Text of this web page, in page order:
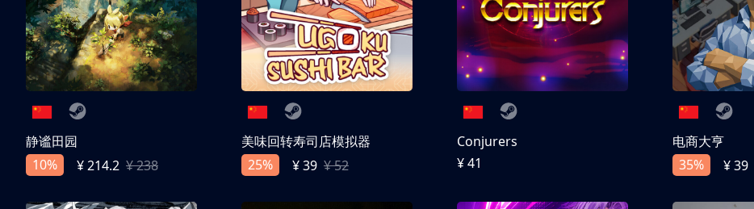
静谧田园
10%
¥ 214.2 ¥ 238
美味回转寿司店模拟器
25%
¥ 39 ¥ 52
Conjurers
¥ 41
电商大亨
35%
¥ 39